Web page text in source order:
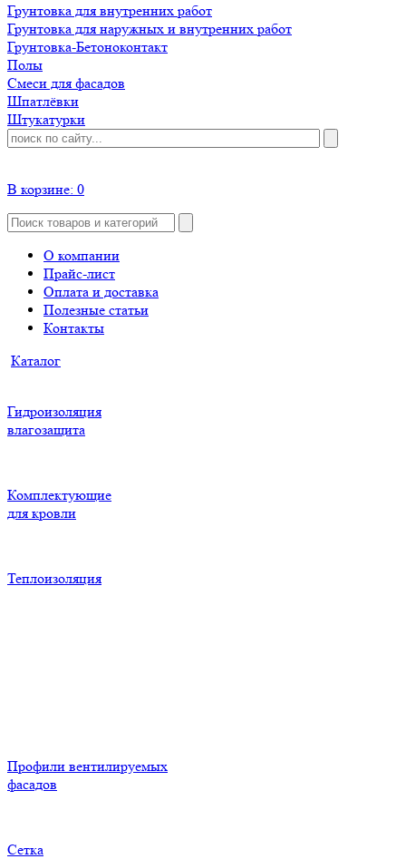
Грунтовка для внутренних работ
Грунтовка для наружных и внутренних работ
Грунтовка-Бетоноконтакт
Полы
Смеси для фасадов
Шпатлёвки
Штукатурки
В корзине: 0
О компании
Прайс-лист
Оплата и доставка
Полезные статьи
Контакты
Каталог
Гидроизоляция
влагозащита
Комплектующие
для кровли
Теплоизоляция
Профили вентилируемых
фасадов
Сетка